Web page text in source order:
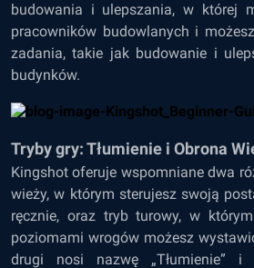
budowania i ulepszania, w której
pracowników budowlanych i
zadania, takie jak budowanie i
budynków.
Tryby gry: Tłumienie i Obrona
Kingshot oferuje wspomniane dwa
wieży, w którym sterujesz swoją
ręcznie, oraz tryb turowy, w
poziomami wrogów możesz
drugi nosi nazwę „Tłumienie”